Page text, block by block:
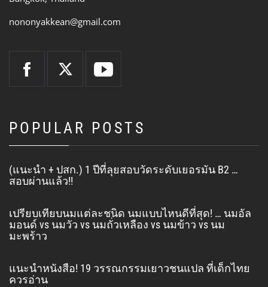
nononyakkean@gmail.com
POPULAR POSTS
(แนะนำ + ปสก.) 1 ปีที่ลุยสอบวัดระดับเยอรมัน B2 …
สอบผ่านแล้ว!!
เปรียบเทียบนมแต่ละชนิด นมแบบไหนดีที่สุด! … นมอัล
มอนด์ vs นมวัว vs นมถั่วเหลือง vs นมข้าว vs นม
มะพร้าว
แนะนำหนังสือ! 19 วรรณกรรมเยาวชนแปล ที่เด็กไทย
ควรอ่าน